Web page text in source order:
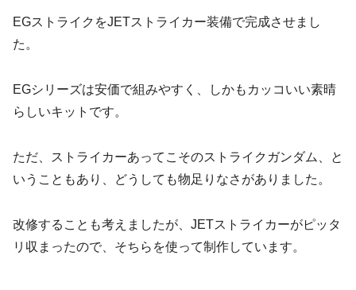
EGストライクをJETストライカー装備で完成させまし
た。
EGシリーズは安価で組みやすく、しかもカッコいい素晴
らしいキットです。
ただ、ストライカーあってこそのストライクガンダム、と
いうこともあり、どうしても物足りなさがありました。
改修することも考えましたが、JETストライカーがピッタ
リ収まったので、そちらを使って制作しています。